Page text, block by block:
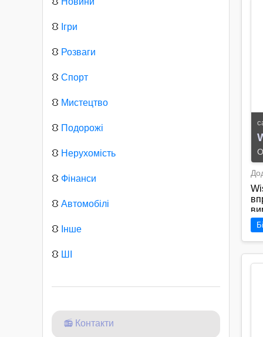
⛻ Ігри
⛻ Розваги
⛻ Спорт
⛻ Мистецтво
⛻ Подорожі
⛻ Нерухомість
⛻ Фінанси
⛻ Автомобілі
⛻ Інше
⛻ ШІ
📻 Контакти